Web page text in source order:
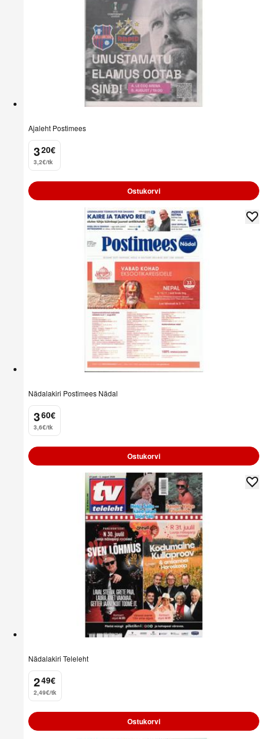
Ajaleht Postimees
3
. 20€
3,2€/tk
Ostukorvi
Nädalakiri Postimees Nädal
3
. 60€
3,6€/tk
Ostukorvi
Nädalakiri Teleleht
2
. 49€
2,49€/tk
Ostukorvi